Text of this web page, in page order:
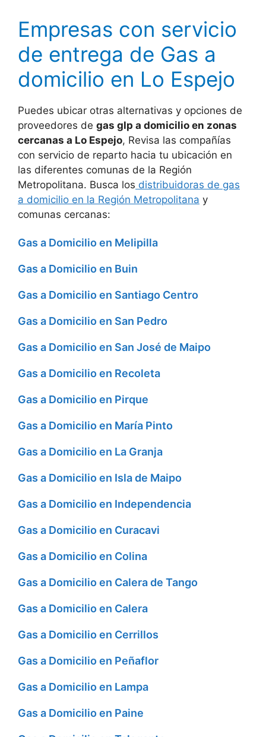
Empresas con servicio
de entrega de Gas a
domicilio en Lo Espejo
Puedes ubicar otras alternativas y opciones de
proveedores de gas glp a domicilio en zonas
cercanas a Lo Espejo, Revisa las compañías
con servicio de reparto hacia tu ubicación en
las diferentes comunas de la Región
Metropolitana. Busca los distribuidoras de gas
a domicilio en la Región Metropolitana y
comunas cercanas:
Gas a Domicilio en Melipilla
Gas a Domicilio en Buin
Gas a Domicilio en Santiago Centro
Gas a Domicilio en San Pedro
Gas a Domicilio en San José de Maipo
Gas a Domicilio en Recoleta
Gas a Domicilio en Pirque
Gas a Domicilio en María Pinto
Gas a Domicilio en La Granja
Gas a Domicilio en Isla de Maipo
Gas a Domicilio en Independencia
Gas a Domicilio en Curacavi
Gas a Domicilio en Colina
Gas a Domicilio en Calera de Tango
Gas a Domicilio en Calera
Gas a Domicilio en Cerrillos
Gas a Domicilio en Peñaflor
Gas a Domicilio en Lampa
Gas a Domicilio en Paine